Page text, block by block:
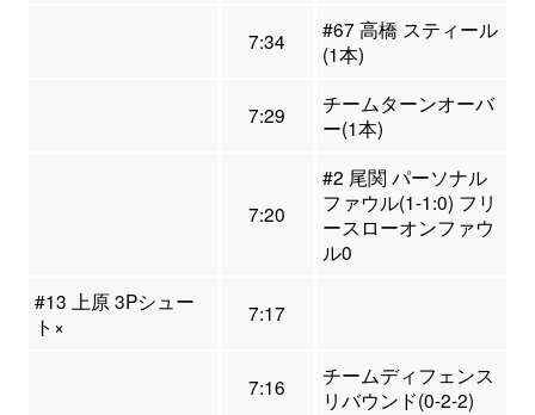
7:34
#67 高橋 スティール
(1本)
7:29
チームターンオーバ
ー(1本)
7:20
#2 尾関 パーソナル
ファウル(1-1:0) フリ
ースローオンファウ
ル0
#13 上原 3Pシュー
ト×
7:17
7:16
チームディフェンス
リバウンド(0-2-2)